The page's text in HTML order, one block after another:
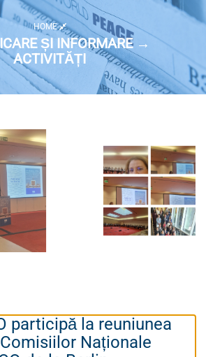
HOME
ȘI INFORMARE →
ACTIVITĂȚI
participă la reuniunea
Naționale